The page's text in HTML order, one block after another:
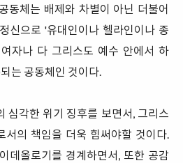
동체는 배제와 차별이 아닌 더불어
신으로 '유대인이나 헬라인이나 종
자나 다 그리스도 예수 안에서 하
는 공동체인 것이다.
심각한 위기 징후를 보면서, 그리스
서의 책임을 더욱 힘써야할 것이다.
데올로기를 경계하면서, 또한 공감